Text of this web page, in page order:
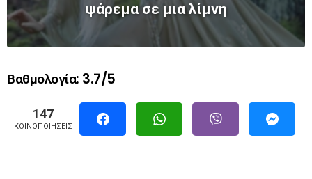
ψάρεμα σε μια λίμνη
Βαθμολογία: 3.7/5
147
ΚΟΙΝΟΠΟΙΉΣΕΙΣ